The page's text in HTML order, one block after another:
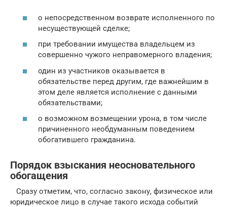
о непосредственном возврате исполненного по
несуществующей сделке;
при требовании имущества владельцем из
совершенно чужого неправомерного владения;
один из участников оказывается в
обязательстве перед другим, где важнейшим в
этом деле является исполнение с данными
обязательствами;
о возможном возмещении урона, в том числе
причиненного необдуманным поведением
обогатившего гражданина.
Порядок взыскания неосновательного
обогащения
Сразу отметим, что, согласно закону, физическое или
юридическое лицо в случае такого исхода событий